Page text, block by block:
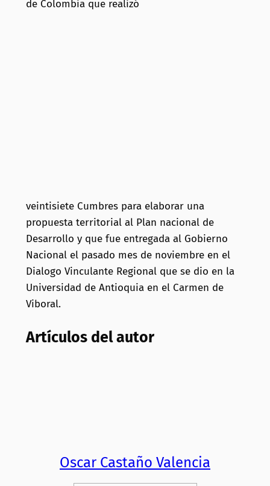
de Colombia que realizó
veintisiete Cumbres para elaborar una
propuesta territorial al Plan nacional de
Desarrollo y que fue entregada al Gobierno
Nacional el pasado mes de noviembre en el
Dialogo Vinculante Regional que se dio en la
Universidad de Antioquia en el Carmen de
Viboral.
Artículos del autor
Oscar Castaño Valencia